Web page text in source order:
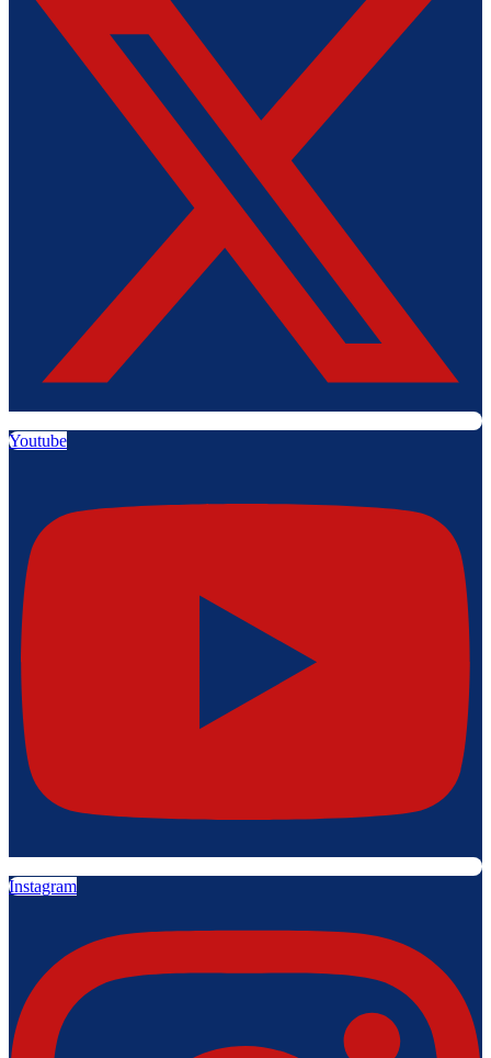
Youtube
Instagram